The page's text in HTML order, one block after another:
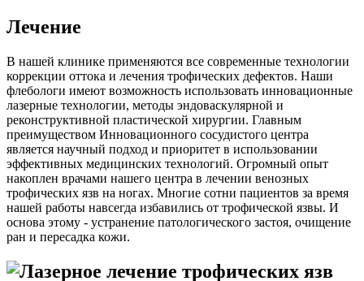
Лечение
В нашей клинике применяются все современные технологии
коррекции оттока и лечения трофических дефектов. Наши
флебологи имеют возможность использовать инновационные
лазерные технологии, методы эндоваскулярной и
реконструктивной пластической хирургии. Главным
преимуществом Инновационного сосудистого центра
является научный подход и приоритет в использовании
эффективных медицинских технологий. Огромный опыт
накоплен врачами нашего центра в лечении венозных
трофических язв на ногах. Многие сотни пациентов за время
нашей работы навсегда избавились от трофической язвы. И
основа этому - устранение патологического застоя, очищение
ран и пересадка кожи.